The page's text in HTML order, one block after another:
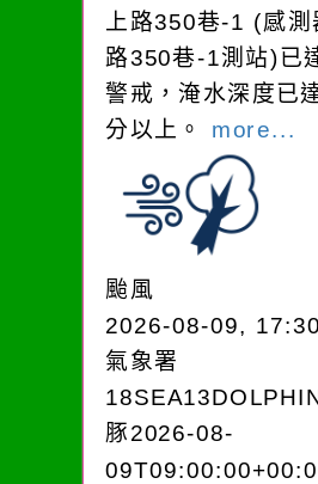
上路350巷-1 (感測
路350巷-1測站)已
警戒，淹水深度已
分以上。​​​ more...
颱風
2026-08-09,
氣象署
豚2026-08-